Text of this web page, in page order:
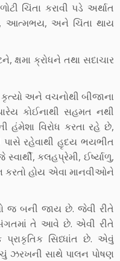
ચિંતા કરાવી પડે અર્થાત
આત્મભય, અને ચિંતા થાય
ક્ષમા ક્રોધને તથા સદાચાર
અને વચનોથી બીજાના
કોઈનાથી સહમત નથી
હંમેશા વિરોધ કરતા રહે છે,
પાસે રહેવાથી હૃદય ભયભીત
કલહપ્રેમી, ઈર્ષ્યાળુ,
કરતો હોય એવા માનવીઓને
જ બની જાય છે. જેવી રીતે
તે આવે છે. એવી રીતે
સિધ્ધાંત છે. એવું
ઝરખની સાથે પાલન પોષણ